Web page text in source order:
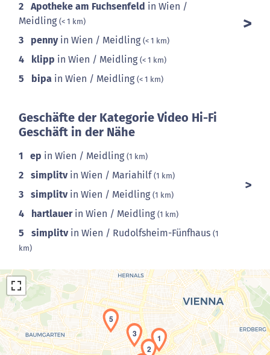
2 Apotheke am Fuchsenfeld in Wien /
Meidling (< 1 km)
3 pennyin Wien / Meidling (< 1 km)
4 klipp in Wien / Meidling (< 1 km)
5 bipa in Wien / Meidling (< 1 km)
Geschäfte der Kategorie Video Hi-Fi
Geschäft in der Nähe
1 ep in Wien / Meidling (1 km)
2 simplitvin Wien / Mariahilf(1 km)
3 simplitvin Wien / Meidling (1 km)
4 hartlauerin Wien / Meidling (1 km)
5 simplitvin Wien / Rudolfsheim-Fünfhaus (1
km)
1
2
3
5